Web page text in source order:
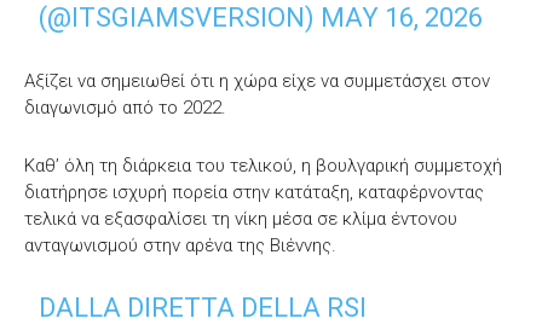
(@ITSGIAMSVERSION) MAY 16, 2026
Αξίζει να σημειωθεί ότι η χώρα είχε να συμμετάσχει στον
διαγωνισμό από το 2022.
Καθ’ όλη τη διάρκεια του τελικού, η βουλγαρική συμμετοχή
διατήρησε ισχυρή πορεία στην κατάταξη, καταφέρνοντας
τελικά να εξασφαλίσει τη νίκη μέσα σε κλίμα έντονου
ανταγωνισμού στην αρένα της Βιέννης.
DALLA DIRETTA DELLA RSI